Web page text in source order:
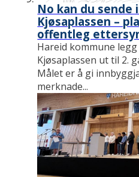
No kan du
Kjøsaplassen –
offentleg
Hareid kommune
Kjøsaplassen ut til 2.
Målet er å gi
merknade...